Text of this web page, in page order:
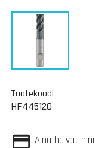
Tuotekoodi
HF445120
Aina halvat